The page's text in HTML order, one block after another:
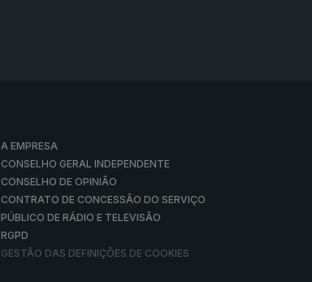
A EMPRESA
CONSELHO GERAL INDEPENDENTE
CONSELHO DE OPINIÃO
CONTRATO DE CONCESSÃO DO SERVIÇO
PÚBLICO DE RÁDIO E TELEVISÃO
RGPD
GESTÃO DAS DEFINIÇÕES DE COOKIES